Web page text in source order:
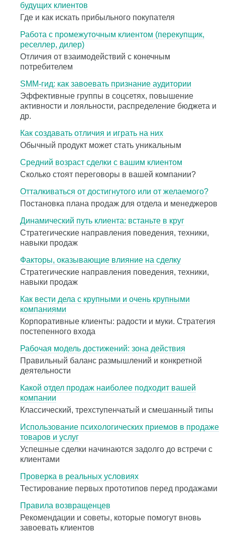
будущих клиентов
Где и как искать прибыльного покупателя
Работа с промежуточным клиентом (перекупщик,
реселлер, дилер)
Отличия от взаимодействий с конечным
потребителем
SMM-гид: как завоевать признание аудитории
Эффективные группы в соцсетях, повышение
активности и лояльности, распределение бюджета и
др.
Как создавать отличия и играть на них
Обычный продукт может стать уникальным
Средний возраст сделки с вашим клиентом
Сколько стоят переговоры в вашей компании?
Отталкиваться от достигнутого или от желаемого?
Постановка плана продаж для отдела и менеджеров
Динамический путь клиента: встаньте в круг
Стратегические направления поведения, техники,
навыки продаж
Факторы, оказывающие влияние на сделку
Стратегические направления поведения, техники,
навыки продаж
Как вести дела с крупными и очень крупными
компаниями
Корпоративные клиенты: радости и муки. Стратегия
постепенного входа
Рабочая модель достижений: зона действия
Правильный баланс размышлений и конкретной
деятельности
Какой отдел продаж наиболее подходит вашей
компании
Классический, трехступенчатый и смешанный типы
Использование психологических приемов в продаже
товаров и услуг
Успешные сделки начинаются задолго до встречи с
клиентами
Проверка в реальных условиях
Тестирование первых прототипов перед продажами
Правила возвращенцев
Рекомендации и советы, которые помогут вновь
завоевать клиентов